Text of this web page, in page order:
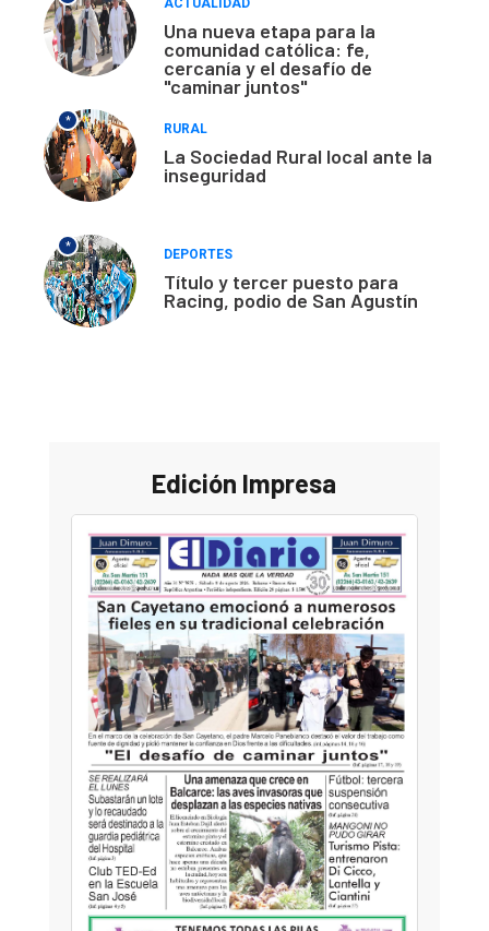
Una nueva etapa para la
comunidad católica: fe,
cercanía y el desafío de
"caminar juntos"
*
RURAL
La Sociedad Rural local ante la
inseguridad
*
DEPORTES
Título y tercer puesto para
Racing, podio de San Agustín
Edición Impresa